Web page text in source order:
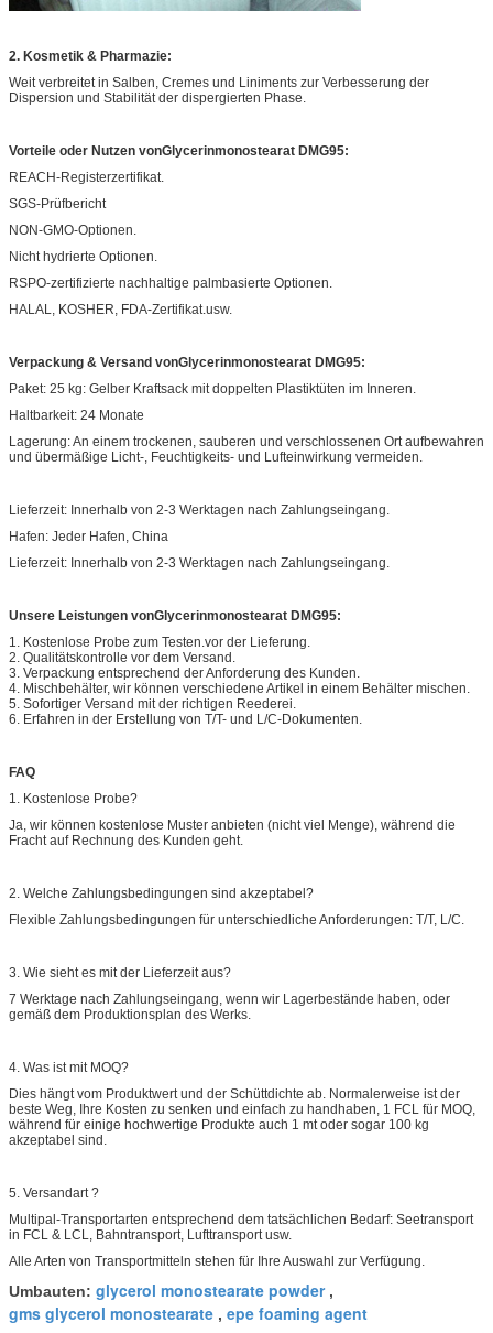
2. Kosmetik & Pharmazie:
Weit verbreitet in Salben, Cremes und Liniments zur Verbesserung der
Dispersion und Stabilität der dispergierten Phase.
Vorteile oder Nutzen vonGlycerinmonostearat DMG95:
REACH-Registerzertifikat.
SGS-Prüfbericht
NON-GMO-Optionen.
Nicht hydrierte Optionen.
RSPO-zertifizierte nachhaltige palmbasierte Optionen.
HALAL, KOSHER, FDA-Zertifikat.usw.
Verpackung & Versand vonGlycerinmonostearat DMG95:
Paket: 25 kg: Gelber Kraftsack mit doppelten Plastiktüten im Inneren.
Haltbarkeit: 24 Monate
Lagerung: An einem trockenen, sauberen und verschlossenen Ort aufbewahren
und übermäßige Licht-, Feuchtigkeits- und Lufteinwirkung vermeiden.
Lieferzeit: Innerhalb von 2-3 Werktagen nach Zahlungseingang.
Hafen: Jeder Hafen, China
Lieferzeit: Innerhalb von 2-3 Werktagen nach Zahlungseingang.
Unsere Leistungen vonGlycerinmonostearat DMG95:
1. Kostenlose Probe zum Testen.vor der Lieferung.
2. Qualitätskontrolle vor dem Versand.
3. Verpackung entsprechend der Anforderung des Kunden.
4. Mischbehälter, wir können verschiedene Artikel in einem Behälter mischen.
5. Sofortiger Versand mit der richtigen Reederei.
6. Erfahren in der Erstellung von T/T- und L/C-Dokumenten.
FAQ
1. Kostenlose Probe?
Ja, wir können kostenlose Muster anbieten (nicht viel Menge), während die
Fracht auf Rechnung des Kunden geht.
2. Welche Zahlungsbedingungen sind akzeptabel?
Flexible Zahlungsbedingungen für unterschiedliche Anforderungen: T/T, L/C.
3. Wie sieht es mit der Lieferzeit aus?
7 Werktage nach Zahlungseingang, wenn wir Lagerbestände haben, oder
gemäß dem Produktionsplan des Werks.
4. Was ist mit MOQ?
Dies hängt vom Produktwert und der Schüttdichte ab. Normalerweise ist der
beste Weg, Ihre Kosten zu senken und einfach zu handhaben, 1 FCL für MOQ,
während für einige hochwertige Produkte auch 1 mt oder sogar 100 kg
akzeptabel sind.
5. Versandart ?
Multipal-Transportarten entsprechend dem tatsächlichen Bedarf: Seetransport
in FCL & LCL, Bahntransport, Lufttransport usw.
Alle Arten von Transportmitteln stehen für Ihre Auswahl zur Verfügung.
Umbauten: glycerol monostearate powder,
gms glycerol monostearate , epe foaming agent